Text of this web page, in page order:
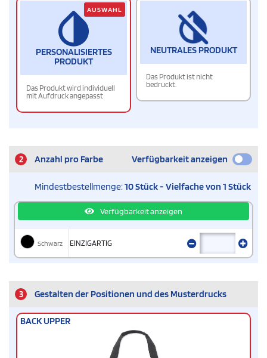
PERSONALISIERTES
PRODUKT
Das Produkt wird individuell
mit Aufdruck angepasst
AUSWAHL
NEUTRALES PRODUKT
Das Produkt ist nicht
bedruckt.
2 Anzahl pro Farbe Verfügbarkeit anzeigen
Mindestbestellmenge:10 Stück - Vielfache von 1 Stück
Verfügbarkeit anzeigen
Schwarz EINZIGARTIG
3 Gestalten der Positionen und des Musterdrucks
BACK UPPER